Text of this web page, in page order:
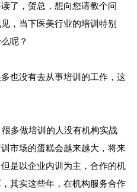
，贺总，想向您请教个问
，当下医美行业的培训特别
呢？
没有去从事培训的工作，这
多做培训的人没有机构实战
市场的蛋糕会越来越大，将来
是以企业内训为主，合作的机
其实这些年，在机构服务合作